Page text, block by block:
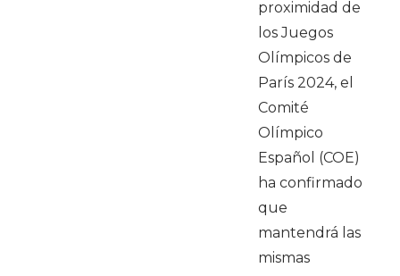
proximidad de
los Juegos
Olímpicos de
París 2024, el
Comité
Olímpico
Español (COE)
ha confirmado
que
mantendrá las
mismas